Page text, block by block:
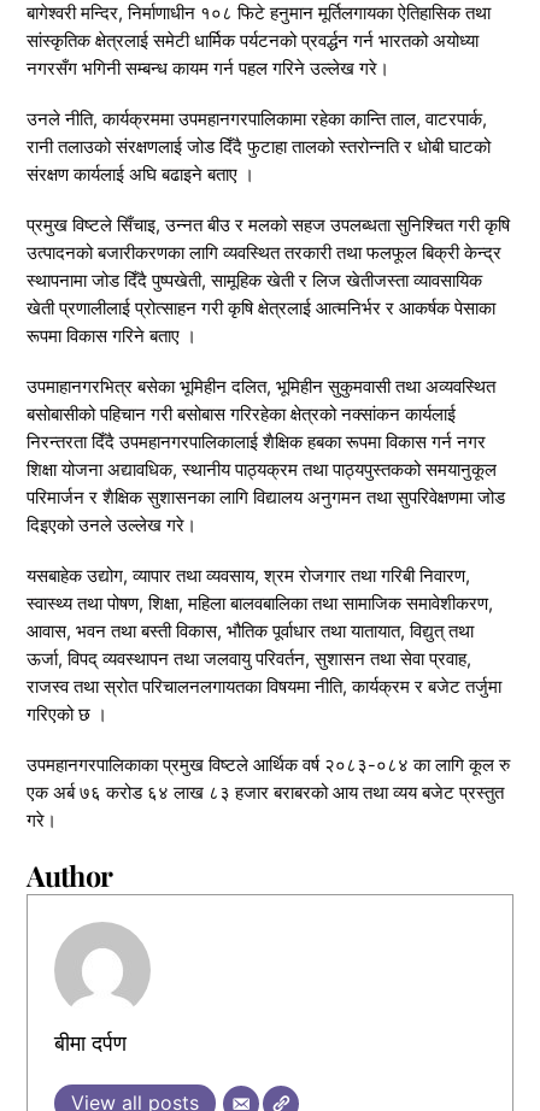
बागेश्वरी मन्दिर, निर्माणाधीन १०८ फिटे हनुमान मूर्तिलगायका ऐतिहासिक तथा
सांस्कृतिक क्षेत्रलाई समेटी धार्मिक पर्यटनको प्रवर्द्धन गर्न भारतको अयोध्या
नगरसँग भगिनी सम्बन्ध कायम गर्न पहल गरिने उल्लेख गरे।
उनले नीति, कार्यक्रममा उपमहानगरपालिकामा रहेका कान्ति ताल, वाटरपार्क,
रानी तलाउको संरक्षणलाई जोड दिँदै फुटाहा तालको स्तरोन्नति र धोबी घाटको
संरक्षण कार्यलाई अघि बढाइने बताए ।
प्रमुख विष्टले सिँचाइ, उन्नत बीउ र मलको सहज उपलब्धता सुनिश्चित गरी कृषि
उत्पादनको बजारीकरणका लागि व्यवस्थित तरकारी तथा फलफूल बिक्री केन्द्र
स्थापनामा जोड दिँदै पुष्पखेती, सामूहिक खेती र लिज खेतीजस्ता व्यावसायिक
खेती प्रणालीलाई प्रोत्साहन गरी कृषि क्षेत्रलाई आत्मनिर्भर र आकर्षक पेसाका
रूपमा विकास गरिने बताए ।
उपमाहानगरभित्र बसेका भूमिहीन दलित, भूमिहीन सुकुमवासी तथा अव्यवस्थित
बसोबासीको पहिचान गरी बसोबास गरिरहेका क्षेत्रको नक्सांकन कार्यलाई
निरन्तरता दिँदै उपमहानगरपालिकालाई शैक्षिक हबका रूपमा विकास गर्न नगर
शिक्षा योजना अद्यावधिक, स्थानीय पाठ्यक्रम तथा पाठ्यपुस्तकको समयानुकूल
परिमार्जन र शैक्षिक सुशासनका लागि विद्यालय अनुगमन तथा सुपरिवेक्षणमा जोड
दिइएको उनले उल्लेख गरे।
यसबाहेक उद्योग, व्यापार तथा व्यवसाय, श्रम रोजगार तथा गरिबी निवारण,
स्वास्थ्य तथा पोषण, शिक्षा, महिला बालवबालिका तथा सामाजिक समावेशीकरण,
आवास, भवन तथा बस्ती विकास, भौतिक पूर्वाधार तथा यातायात, विद्युत् तथा
ऊर्जा, विपद् व्यवस्थापन तथा जलवायु परिवर्तन, सुशासन तथा सेवा प्रवाह,
राजस्व तथा स्रोत परिचालनलगायतका विषयमा नीति, कार्यक्रम र बजेट तर्जुमा
गरिएको छ ।
उपमहानगरपालिकाका प्रमुख विष्टले आर्थिक वर्ष २०८३-०८४ का लागि कूल रु
एक अर्ब ७६ करोड ६४ लाख ८३ हजार बराबरको आय तथा व्यय बजेट प्रस्तुत
गरे।
Author
बीमा दर्पण
View all posts